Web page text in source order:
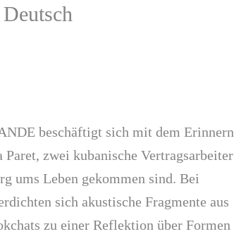
beschäftigt sich mit dem Erinnern
zwei kubanische Vertragsarbeiter
ums Leben gekommen sind. Bei
sich akustische Fragmente aus
zu einer Reflektion über Formen